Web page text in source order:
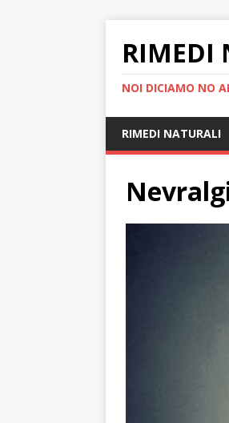
RIMEDI
NOI DICIAMO NO
RIMEDI NATURALI